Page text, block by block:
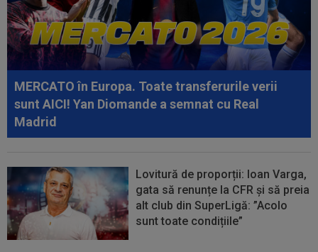
MERCATO în Europa. Toate transferurile verii
sunt AICI! Yan Diomande a semnat cu Real
Madrid
Lovitură de proporții: Ioan Varga,
gata să renunțe la CFR și să preia
alt club din SuperLigă: ”Acolo
sunt toate condițiile”